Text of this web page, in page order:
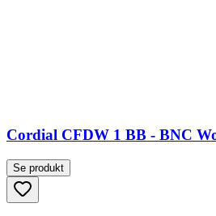
Cordial CFDW 1 BB - BNC
Se produkt